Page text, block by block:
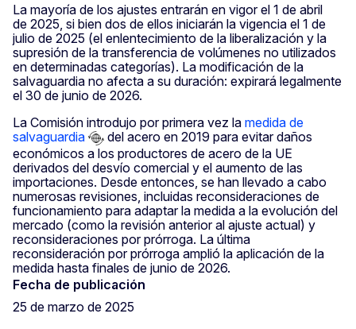
La mayoría de los ajustes entrarán en vigor el 1 de abril
de 2025, si bien dos de ellos iniciarán la vigencia el 1 de
julio de 2025 (el enlentecimiento de la liberalización y la
supresión de la transferencia de volúmenes no utilizados
en determinadas categorías). La modificación de la
salvaguardia no afecta a su duración: expirará legalmente
el 30 de junio de 2026.
La Comisión introdujo por primera vez la medida de
salvaguardia
del acero en 2019 para evitar daños
económicos a los productores de acero de la UE
derivados del desvío comercial y el aumento de las
importaciones. Desde entonces, se han llevado a cabo
numerosas revisiones, incluidas reconsideraciones de
funcionamiento para adaptar la medida a la evolución del
mercado (como la revisión anterior al ajuste actual) y
reconsideraciones por prórroga. La última
reconsideración por prórroga amplió la aplicación de la
medida hasta finales de junio de 2026.
Fecha de publicación
25 de marzo de 2025